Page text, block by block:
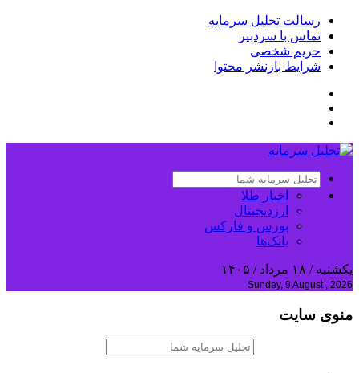
رسالت تحلیل سرمایه
تماس با سردبیر
حریم شخصی
شرایط بازنشر محتوا
اخبار طلا
ارزدیجیتال
بورس و فارکس
بانک‌ها
یکشنبه / ۱۸ مرداد / ۱۴۰۵
Sunday, 9 August , 2026
منوی سایت